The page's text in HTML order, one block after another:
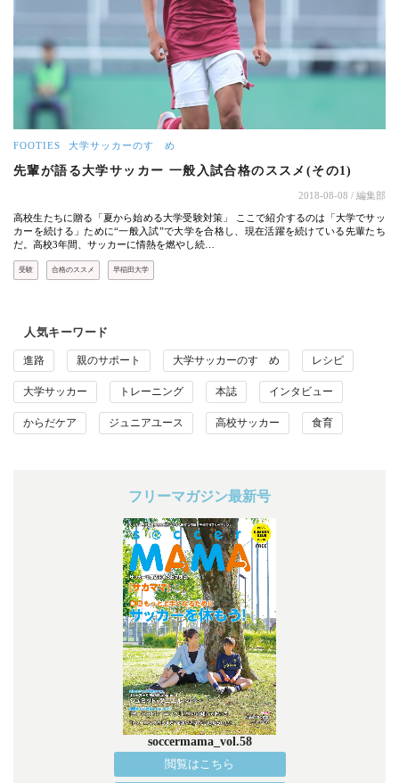
FOOTIES 大学サッカーのすゝめ
先輩が語る大学サッカー 一般入試合格のススメ(その1)
2018-08-08 / 編集部
高校生たちに贈る「夏から始める大学受験対策」 ここで紹介するのは「大学でサッ
カーを続ける」ために“一般入試”で大学を合格し、現在活躍を続けている先輩たち
だ。高校3年間、サッカーに情熱を燃やし続…
受験 合格のススメ 早稲田大学
人気キーワード
進路 親のサポート 大学サッカーのすゝめ レシピ
大学サッカー トレーニング 本誌 インタビュー
からだケア ジュニアユース 高校サッカー 食育
フリーマガジン最新号
soccermama_vol.58
閲覧はこちら